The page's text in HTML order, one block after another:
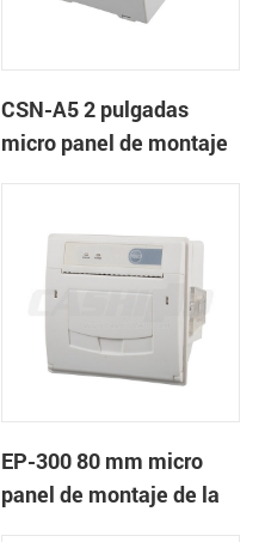
CSN-A5 2 pulgadas
micro panel de montaje
EP-300 80 mm micro
panel de montaje de la